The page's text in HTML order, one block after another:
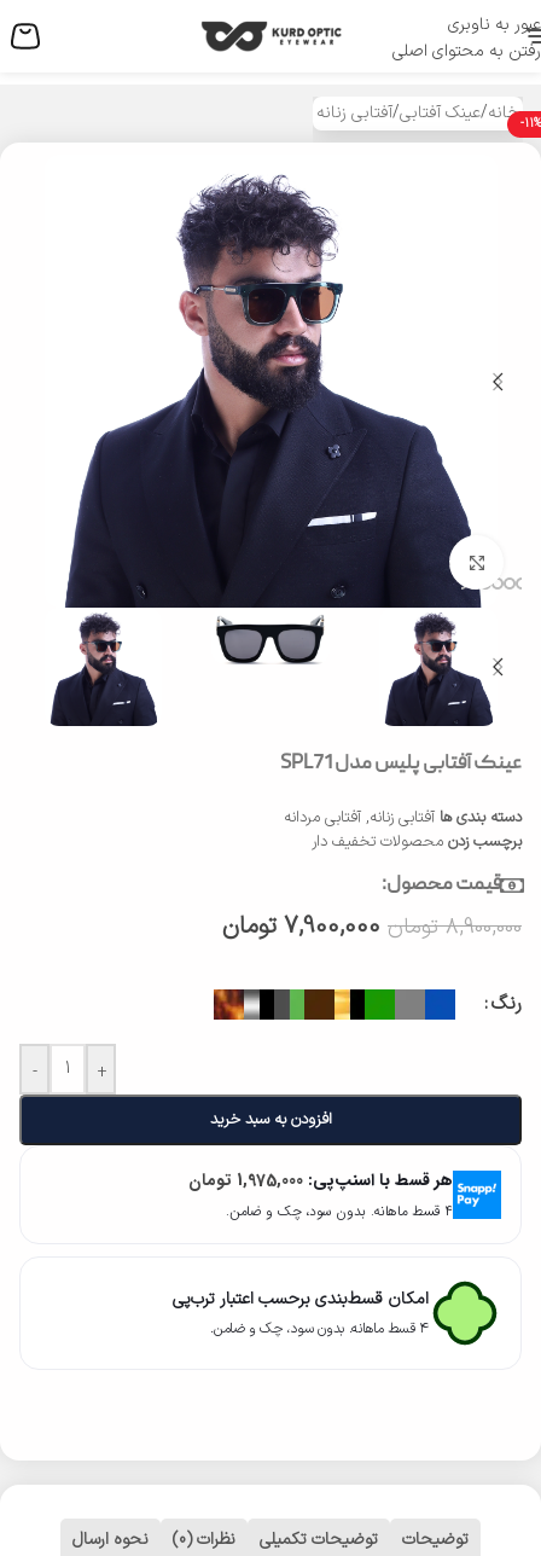
عبور به ناوبری
رفتن به محتوای اصلی
منو
خانه/عینک آفتابی/آفتابی زنانه -11%
بزرگنمایی تصویر
عینک آفتابی پلیس مدل SPL71
دسته بندی ها آفتابی زنانه, آفتابی مردانه
برچسب زدن محصولات تخفیف دار
قیمت محصول:
8,900,000 تومان 7,900,000 تومان
رنگ
- +
افزودن به سبد خرید
هر قسط با اسنپ‌پی: 1,975,000 تومان
۴ قسط ماهانه. بدون سود، چک و ضامن.
امکان قسط‌بندی برحسب اعتبار ترب‌پی
۴ قسط ماهانه. بدون سود، چک و ضامن.
توضیحات توضیحات تکمیلی نظرات (0) نحوه ارسال